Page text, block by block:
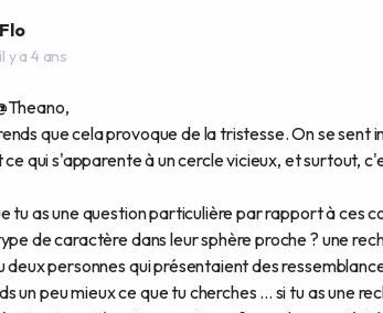
Flo
il y a 4 ans
que cela provoque de la tristesse. On se
qui s'apparente à un cercle vicieux, et surtout,
tu as une question particulière par rapport à ces
de caractère dans leur sphère proche ? une
deux personnes qui présentaient des
un peu mieux ce que tu cherches ... si tu as une